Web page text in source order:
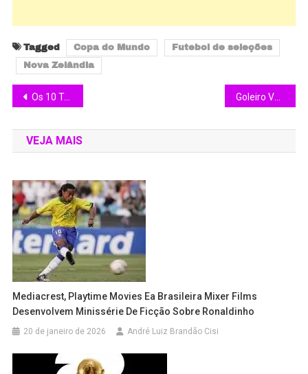
Tagged Copa do Mundo
Futebol de seleções
Nova Zelândia
Os 10 Técnicos mais bem pagos da Copa do Mundo 2026
VEJA MAIS
Mediacrest, Playtime Movies Ea Brasileira Mixer Films
Desenvolvem Minissérie De Ficção Sobre Ronaldinho
20 de janeiro de 2026 André Luiz Brandão Cisi